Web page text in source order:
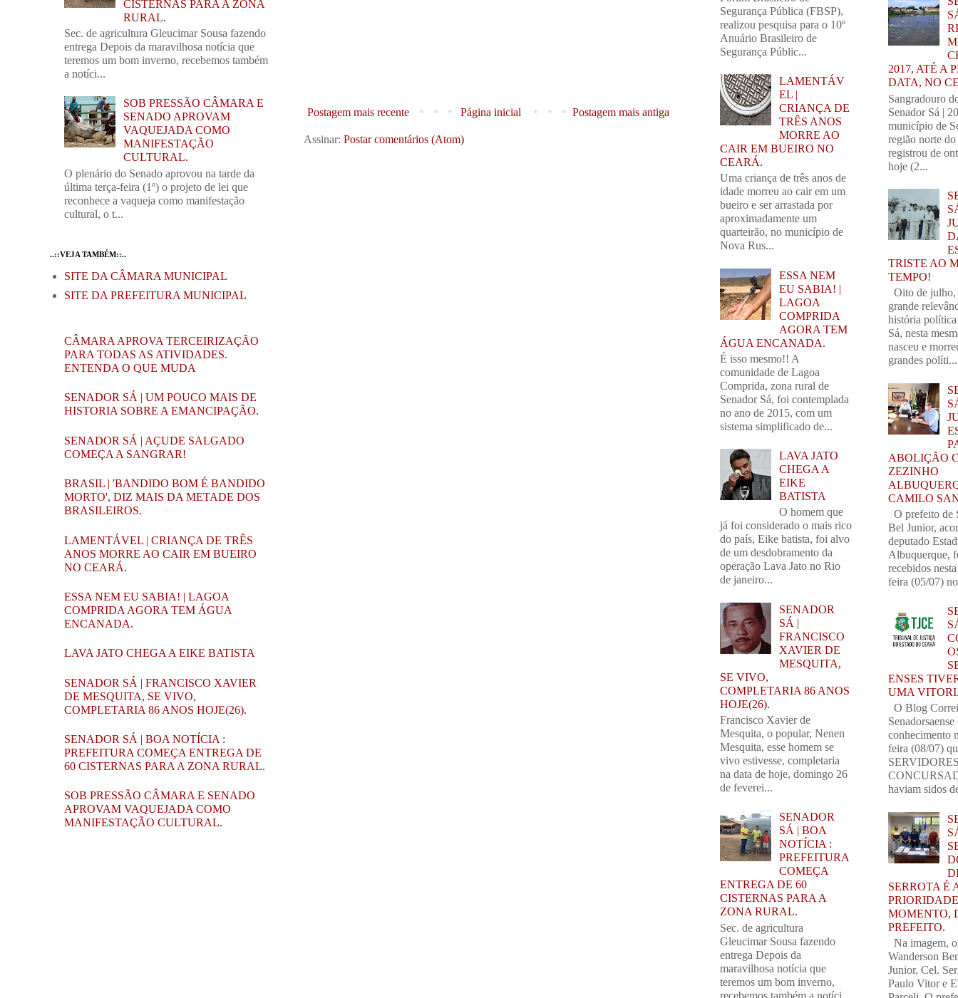
Postagem mais recente Postagem mais antiga
Página inicial
Assinar: Postar comentários (Atom)
CISTERNAS PARA A ZONA
RURAL.
Sec. de agricultura Gleucimar Sousa fazendo
entrega Depois da maravilhosa notícia que
teremos um bom inverno, recebemos também
a notíci...
SOB PRESSÃO CÂMARA E
SENADO APROVAM
VAQUEJADA COMO
MANIFESTAÇÃO
CULTURAL.
O plenário do Senado aprovou na tarde da
última terça-feira (1º) o projeto de lei que
reconhece a vaqueja como manifestação
cultural, o t...
..::VEJA TAMBÉM::..
SITE DA CÂMARA MUNICIPAL
SITE DA PREFEITURA MUNICIPAL
CÂMARA APROVA TERCEIRIZAÇÃO
PARA TODAS AS ATIVIDADES.
ENTENDA O QUE MUDA
SENADOR SÁ | UM POUCO MAIS DE
HISTORIA SOBRE A EMANCIPAÇÃO.
SENADOR SÁ | AÇUDE SALGADO
COMEÇA A SANGRAR!
BRASIL | 'BANDIDO BOM É BANDIDO
MORTO', DIZ MAIS DA METADE DOS
BRASILEIROS.
LAMENTÁVEL | CRIANÇA DE TRÊS
ANOS MORRE AO CAIR EM BUEIRO
NO CEARÁ.
ESSA NEM EU SABIA! | LAGOA
COMPRIDA AGORA TEM ÁGUA
ENCANADA.
LAVA JATO CHEGA A EIKE BATISTA
SENADOR SÁ | FRANCISCO XAVIER
DE MESQUITA, SE VIVO,
COMPLETARIA 86 ANOS HOJE(26).
SENADOR SÁ | BOA NOTÍCIA :
PREFEITURA COMEÇA ENTREGA DE
60 CISTERNAS PARA A ZONA RURAL.
SOB PRESSÃO CÂMARA E SENADO
APROVAM VAQUEJADA COMO
MANIFESTAÇÃO CULTURAL.
Segurança Pública (FBSP),
realizou pesquisa para o 10º
Anuário Brasileiro de
Segurança Públic...
LAMENTÁV
EL |
CRIANÇA DE
TRÊS ANOS
MORRE AO
CAIR EM BUEIRO NO
CEARÁ.
Uma criança de três anos de
idade morreu ao cair em um
bueiro e ser arrastada por
aproximadamente um
quarteirão, no município de
Nova Rus...
ESSA NEM
EU SABIA! |
LAGOA
COMPRIDA
AGORA TEM
ÁGUA ENCANADA.
É isso mesmo!! A
comunidade de Lagoa
Comprida, zona rural de
Senador Sá, foi contemplada
no ano de 2015, com um
sistema simplificado de...
LAVA JATO
CHEGA A
EIKE
BATISTA
O homem que
já foi considerado o mais rico
do país, Eike batista, foi alvo
de um desdobramento da
operação Lava Jato no Rio
de janeiro...
SENADOR
SÁ |
FRANCISCO
XAVIER DE
MESQUITA,
SE VIVO,
COMPLETARIA 86 ANOS
HOJE(26).
Francisco Xavier de
Mesquita, o popular, Nenen
Mesquita, esse homem se
vivo estivesse, completaria
na data de hoje, domingo 26
de feverei...
SENADOR
SÁ | BOA
NOTÍCIA :
PREFEITURA
COMEÇA
ENTREGA DE 60
CISTERNAS PARA A
ZONA RURAL.
Sec. de agricultura
Gleucimar Sousa fazendo
entrega Depois da
maravilhosa notícia que
teremos um bom inverno,
recebemos também a notíci...
2017, ATÉ A
DATA, NO
Sangradouro
Senador Sá |
município de
região norte do
registrou de
hoje (2...
TRISTE AO
TEMPO!
Oito de julho,
grande
história
Sá, nesta
nasceu e
grandes políti...
ABOLIÇÃO
ZEZINHO
CAMILO
O prefeito de
Bel Junior,
deputado
Albuquerque,
recebidos
feira (05/07)
ENSES
UMA
O Blog
conhecimento
feira (08/07)
haviam sidos
SERROTA É
MOMENTO,
PREFEITO.
Na imagem,
Wanderson
Junior, Cel.
Paulo Vitor e